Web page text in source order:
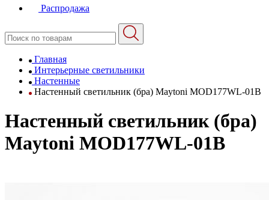
Распродажа
Главная
Интерьерные светильники
Настенные
Настенный светильник (бра) Maytoni MOD177WL-01B
Настенный светильник (бра)
Maytoni MOD177WL-01B